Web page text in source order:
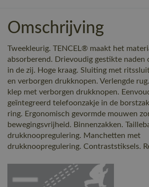
Omschrijving
Tweekleurig. TENCEL® maakt het
absorberend. Drievoudig gestikte naden
in de zij. Hoge kraag. Sluiting met
en verborgen drukknopen. Verlengde
klep met verborgen drukknopen.
geïntegreerd telefoonzakje in de
ring. Ergonomisch gevormde mouwen
bewegingsvrijheid. Binnenzakken.
drukknoopregulering. Manchetten met
drukknoopregulering. Contraststiksels.